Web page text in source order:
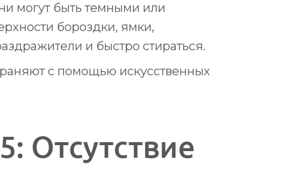
могут быть темными или
бороздки, ямки,
и быстро стираться.
с помощью искусственных
Отсутствие